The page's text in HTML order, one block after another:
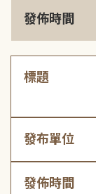
發佈時間
標題
發布單位
發佈時間